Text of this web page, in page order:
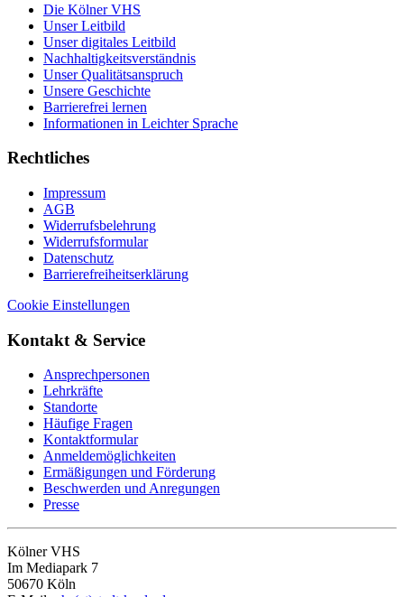
Die Kölner VHS
Unser Leitbild
Unser digitales Leitbild
Nachhaltigkeitsverständnis
Unser Qualitätsanspruch
Unsere Geschichte
Barrierefrei lernen
Informationen in Leichter Sprache
Rechtliches
Impressum
AGB
Widerrufsbelehrung
Widerrufsformular
Datenschutz
Barrierefreiheitserklärung
Cookie Einstellungen
Kontakt & Service
Ansprechpersonen
Lehrkräfte
Standorte
Häufige Fragen
Kontaktformular
Anmeldemöglichkeiten
Ermäßigungen und Förderung
Beschwerden und Anregungen
Presse
Kölner VHS
Im Mediapark 7
50670 Köln